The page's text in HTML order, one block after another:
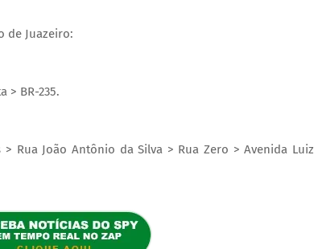
de Juazeiro:
> BR-235.
Rua João Antônio da Silva > Rua Zero > Avenida Luiz